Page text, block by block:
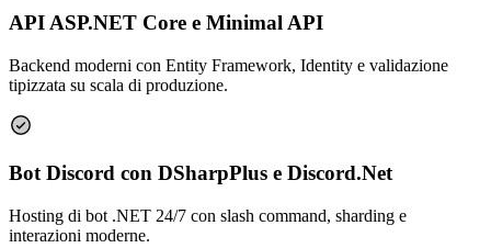
API ASP.NET Core e Minimal API
Backend moderni con Entity Framework, Identity e validazione
tipizzata su scala di produzione.
Bot Discord con DSharpPlus e Discord.Net
Hosting di bot .NET 24/7 con slash command, sharding e
interazioni moderne.